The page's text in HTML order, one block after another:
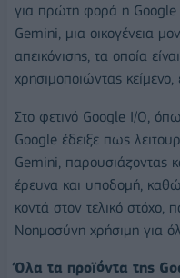
για πρώτη φορά η Google
Gemini, μια οικογένεια
απεικόνισης, τα οποία
χρησιμοποιώντας κείμενο,
Στο φετινό Google I/O,
Google έδειξε πως
Gemini, παρουσιάζοντας
έρευνα και υποδομή,
κοντά στον τελικό στόχο,
Νοημοσύνη χρήσιμη για
Όλα τα προϊόντα της